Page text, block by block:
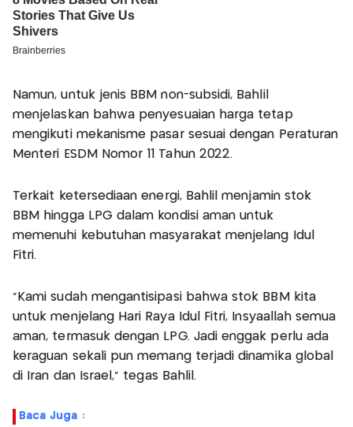
Namun, untuk jenis BBM non-subsidi, Bahlil
menjelaskan bahwa penyesuaian harga tetap
mengikuti mekanisme pasar sesuai dengan Peraturan
Menteri ESDM Nomor 11 Tahun 2022.
Terkait ketersediaan energi, Bahlil menjamin stok
BBM hingga LPG dalam kondisi aman untuk
memenuhi kebutuhan masyarakat menjelang Idul
Fitri.
"Kami sudah mengantisipasi bahwa stok BBM kita
untuk menjelang Hari Raya Idul Fitri, Insyaallah semua
aman, termasuk dengan LPG. Jadi enggak perlu ada
keraguan sekali pun memang terjadi dinamika global
di Iran dan Israel," tegas Bahlil.
Baca Juga :